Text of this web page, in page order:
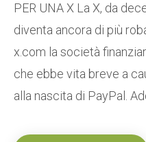
PER UNA X La X, da
diventa ancora di più
x.com la società
che ebbe vita breve a
alla nascita di PayPal.